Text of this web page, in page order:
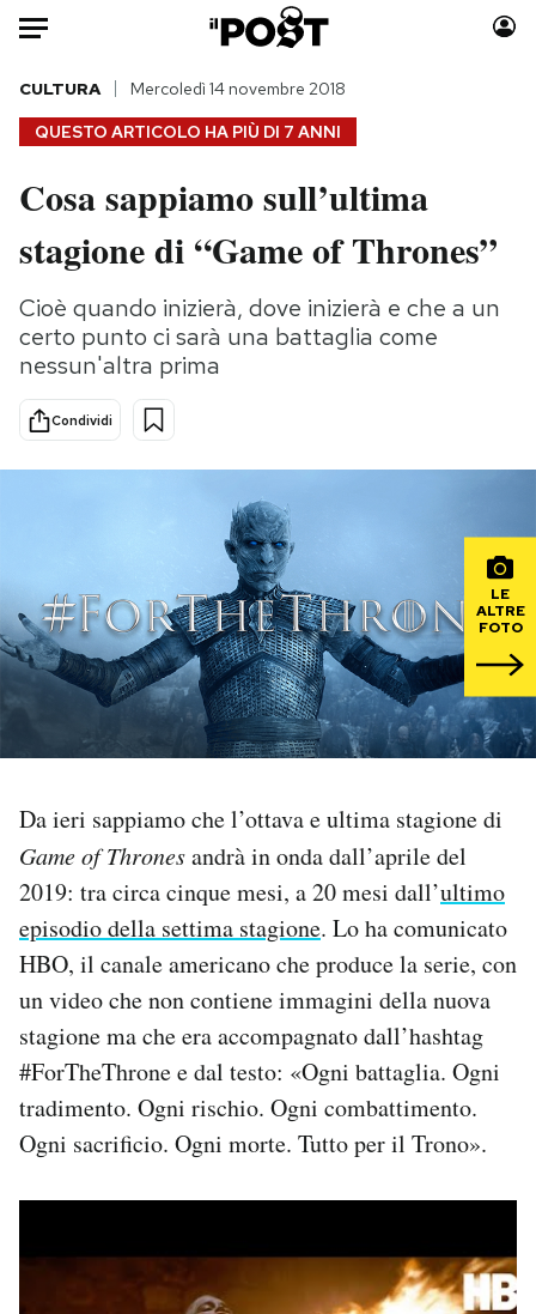
Auto
HOME
Italia
Politica
Tecnologia
Internet
Scienza
Cultura
Economia
Moda
Consumismi
Storie/Idee
Ok Boomer!
NEWSLETTER
I MIEI PREFERITI
SHOP
CALENDARIO
AREA PERSONALE
Area Personale
Newsletter
Regala il Post
Hai bisogno di aiuto?
QUESTO ARTICOLO HA PIÙ DI 7 ANNI
CULTURA Mercoledì 14 novembre 2018
Cosa sappiamo sull’ultima
stagione di “Game of Thrones”
Cioè quando inizierà, dove inizierà e che a un
certo punto ci sarà una battaglia come
nessun'altra prima
Condividi
LE
ALTRE
FOTO
Da ieri sappiamo che l’ottava e ultima stagione di
Game of Thronesandrà in onda dall’aprile del
2019: tra circa cinque mesi, a 20 mesi dall’ultimo
episodio della settima stagione. Lo ha comunicato
HBO, il canale americano che produce la serie, con
un video che non contiene immagini della nuova
stagione ma che era accompagnato dall’hashtag
#ForTheThrone e dal testo: «Ogni battaglia. Ogni
tradimento. Ogni rischio. Ogni combattimento.
Ogni sacrificio. Ogni morte. Tutto per il Trono».